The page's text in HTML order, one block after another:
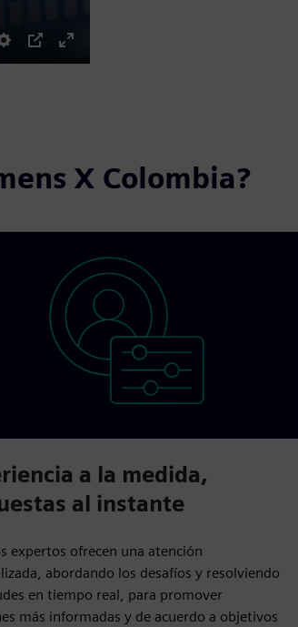
Settings
PIP
Enter
X Colombia?
a la medida,
al instante
expertos ofrecen una atención
abordando los desafíos y resolviendo
en tiempo real, para promover
más informadas y de acuerdo a objetivos